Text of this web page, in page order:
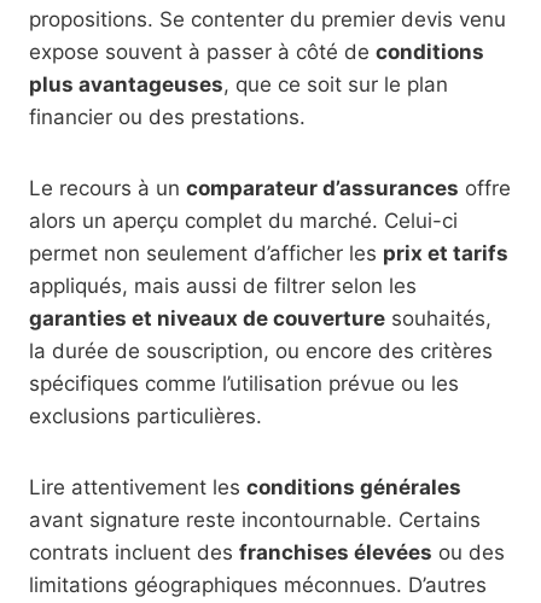
propositions. Se contenter du premier devis venu
expose souvent à passer à côté de conditions
plus avantageuses, que ce soit sur le plan
financier ou des prestations.
Le recours à un comparateur d’assurances offre
alors un aperçu complet du marché. Celui-ci
permet non seulement d’afficher les prix et tarifs
appliqués, mais aussi de filtrer selon les
garanties et niveaux de couverture souhaités,
la durée de souscription, ou encore des critères
spécifiques comme l’utilisation prévue ou les
exclusions particulières.
Lire attentivement les conditions générales
avant signature reste incontournable. Certains
contrats incluent des franchises élevées ou des
limitations géographiques méconnues. D’autres